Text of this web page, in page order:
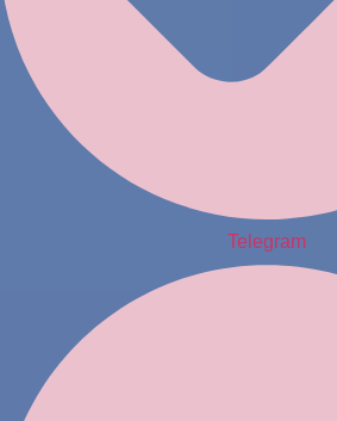
Telegram